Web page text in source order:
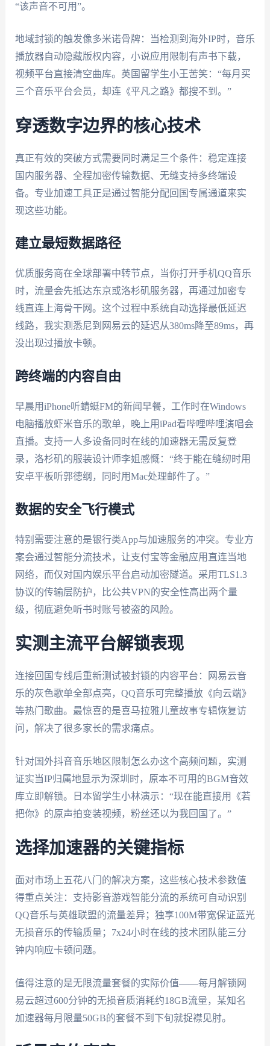
“该声音不可用”。
地域封锁的触发像多米诺骨牌：当检测到海外IP时，音乐
播放器自动隐藏版权内容，小说应用限制有声书下载，
视频平台直接清空曲库。英国留学生小王苦笑：“每月买
三个音乐平台会员，却连《平凡之路》都搜不到。”
穿透数字边界的核心技术
真正有效的突破方式需要同时满足三个条件：稳定连接
国内服务器、全程加密传输数据、无缝支持多终端设
备。专业加速工具正是通过智能分配回国专属通道来实
现这些功能。
建立最短数据路径
优质服务商在全球部署中转节点，当你打开手机QQ音乐
时，流量会先抵达东京或洛杉矶服务器，再通过加密专
线直连上海骨干网。这个过程中系统自动选择最低延迟
线路，我实测悉尼到网易云的延迟从380ms降至89ms，再
没出现过播放卡顿。
跨终端的内容自由
早晨用iPhone听蜻蜓FM的新闻早餐，工作时在Windows
电脑播放虾米音乐的歌单，晚上用iPad看哔哩哔哩演唱会
直播。支持一人多设备同时在线的加速器无需反复登
录，洛杉矶的服装设计师李姐感慨：“终于能在缝纫时用
安卓平板听郭德纲，同时用Mac处理邮件了。”
数据的安全飞行模式
特别需要注意的是银行类App与加速服务的冲突。专业方
案会通过智能分流技术，让支付宝等金融应用直连当地
网络，而仅对国内娱乐平台启动加密隧道。采用TLS1.3
协议的传输层防护，比公共VPN的安全性高出两个量
级，彻底避免听书时账号被盗的风险。
实测主流平台解锁表现
连接回国专线后重新测试被封锁的内容平台：网易云音
乐的灰色歌单全部点亮，QQ音乐可完整播放《向云端》
等热门歌曲。最惊喜的是喜马拉雅儿童故事专辑恢复访
问，解决了很多家长的需求痛点。
针对国外抖音音乐地区限制怎么办这个高频问题，实测
证实当IP归属地显示为深圳时，原本不可用的BGM音效
库立即解锁。日本留学生小林演示：“现在能直接用《若
把你》的原声拍变装视频，粉丝还以为我回国了。”
选择加速器的关键指标
面对市场上五花八门的解决方案，这些核心技术参数值
得重点关注：支持影音游戏智能分流的系统可自动识别
QQ音乐与英雄联盟的流量差异；独享100M带宽保证蓝光
无损音乐的传输质量；7x24小时在线的技术团队能三分
钟内响应卡顿问题。
值得注意的是无限流量套餐的实际价值——每月解锁网
易云超过600分钟的无损音质消耗约18GB流量，某知名
加速器每月限量50GB的套餐不到下旬就捉襟见肘。